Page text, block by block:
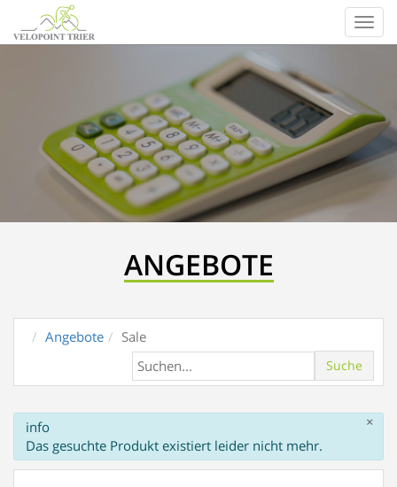
ANGEBOTE
Angebote Sale
Suche
×
info
Das gesuchte Produkt existiert leider nicht mehr.